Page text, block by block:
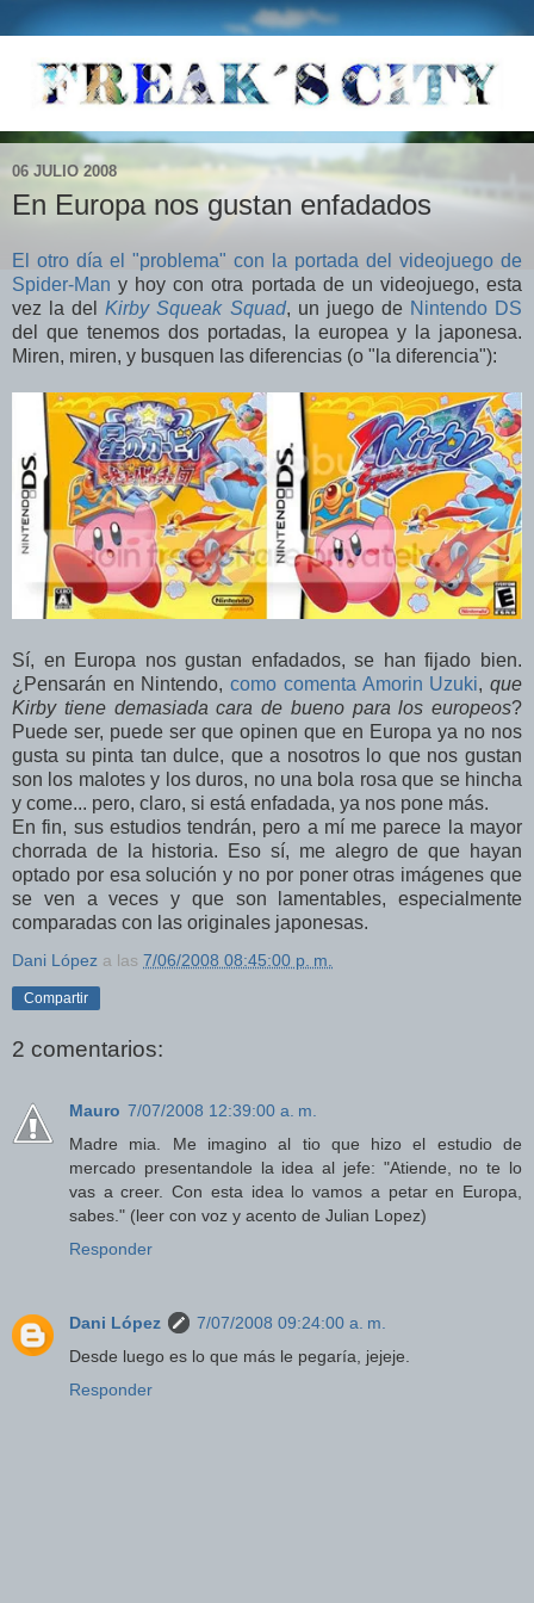
06 JULIO 2008
En Europa nos gustan enfadados
El otro día el "problema" con la portada del videojuego de
Spider-Man y hoy con otra portada de un videojuego, esta
vez la delKirby Squeak Squad, un juego de Nintendo DS
del que tenemos dos portadas, la europea y la japonesa.
Miren, miren, y busquen las diferencias (o "la diferencia"):
Sí, en Europa nos gustan enfadados, se han fijado bien.
¿Pensarán en Nintendo,como comenta Amorin Uzuki,que
Kirby tiene demasiada cara de bueno para los europeos?
Puede ser, puede ser que opinen que en Europa ya no nos
gusta su pinta tan dulce, que a nosotros lo que nos gustan
son los malotes y los duros, no una bola rosa que se hincha
y come... pero, claro, si está enfadada, ya nos pone más.
En fin, sus estudios tendrán, pero a mí me parece la mayor
chorrada de la historia. Eso sí, me alegro de que hayan
optado por esa solución y no por poner otras imágenes que
se ven a veces y que son lamentables, especialmente
comparadas con las originales japonesas.
Dani López a las 7/06/2008 08:45:00 p. m.
Compartir
2 comentarios:
Mauro 7/07/2008 12:39:00 a. m.
Madre mia. Me imagino al tio que hizo el estudio de
mercado presentandole la idea al jefe: "Atiende, no te lo
vas a creer. Con esta idea lo vamos a petar en Europa,
sabes." (leer con voz y acento de Julian Lopez)
Responder
Dani López
7/07/2008 09:24:00 a. m.
Desde luego es lo que más le pegaría, jejeje.
Responder